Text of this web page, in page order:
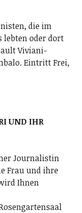
die im
lebten oder dort
Viviani-
Eintritt Frei,
UND IHR
Journalistin
Frau und ihre
Ihnen